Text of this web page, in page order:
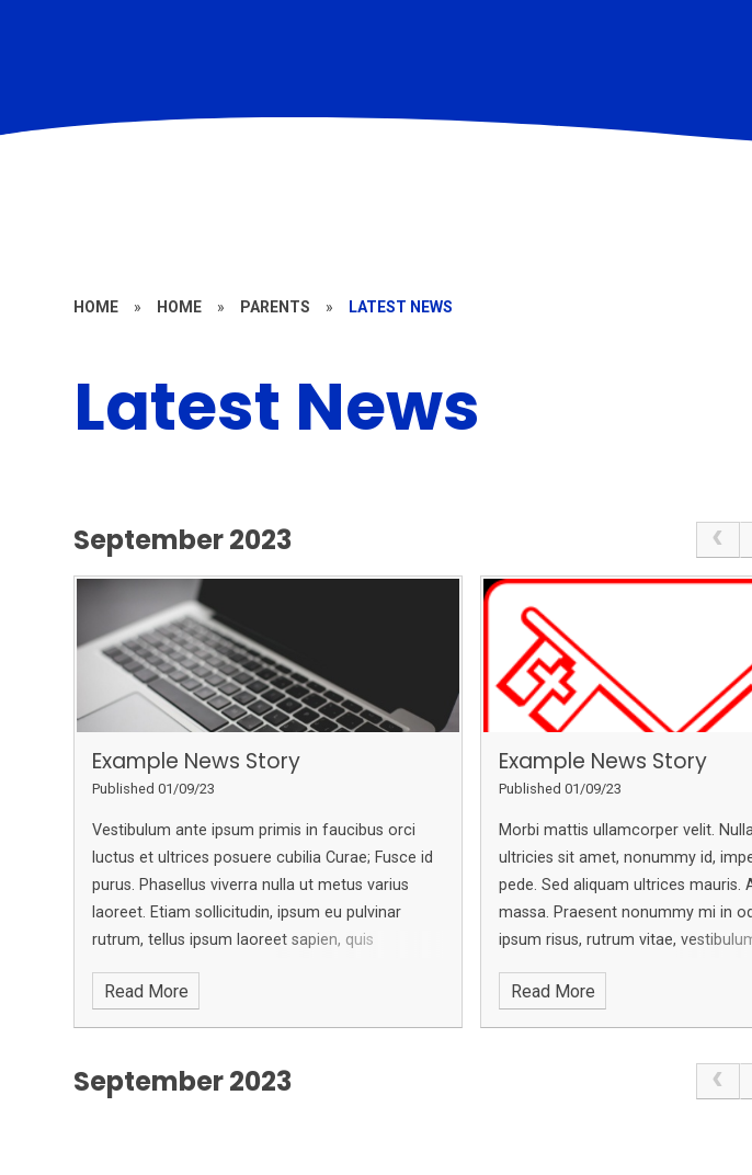
HOME » HOME » PARENTS » LATEST NEWS
Latest News
September 2023
Example News Story
Published 01/09/23
Vestibulum ante ipsum primis in faucibus orci
luctus et ultrices posuere cubilia Curae; Fusce id
purus. Phasellus viverra nulla ut metus varius
laoreet. Etiam sollicitudin, ipsum eu pulvinar
rutrum, tellus ipsum laoreet sapien, quis
Sed mollis, eros et ultrices tempus, mauris ipsum
posuere eget, vestibulum et, tempor auctor,
justo. Sed magna purus, fermentum eu, tincidunt
Read More
Example News Story
Published 01/09/23
Morbi mattis ullamcorper velit.
ultricies sit amet, nonummy id,
pede. Sed aliquam ultrices mauris.
massa. Praesent nonummy mi in
ipsum risus, rutrum vitae,
venenatis vitae, justo. Donec
Read More
September 2023